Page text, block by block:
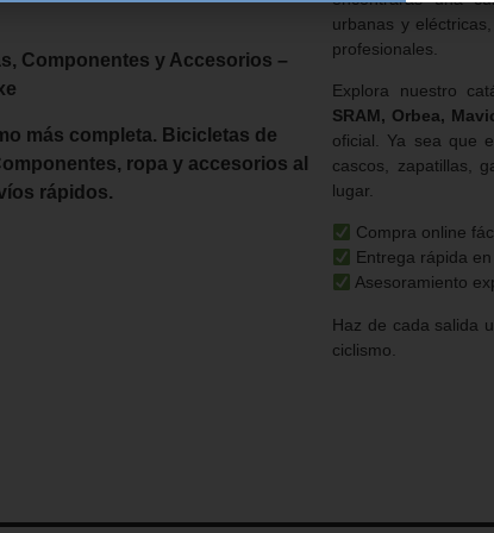
Componentes y Accesorios –
más completa. Bicicletas de
ropa y accesorios al
rápidos.
urbanas y
profesionales.
Explora nuestro
SRAM, Orbea,
oficial. Ya sea que
cascos, zapatillas,
lugar.
Compra online
Entrega rápida
Asesoramiento
Haz de cada salida
ciclismo.